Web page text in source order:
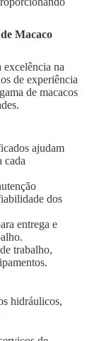
Macaco
excelência na
de experiência
de macacos
ajudam
cada
dos
entrega e
trabalho,
hidráulicos,